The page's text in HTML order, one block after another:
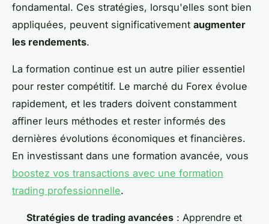
fondamental. Ces stratégies, lorsqu'elles sont bien
appliquées, peuvent significativement augmenter
les rendements.
La formation continue est un autre pilier essentiel
pour rester compétitif. Le marché du Forex évolue
rapidement, et les traders doivent constamment
affiner leurs méthodes et rester informés des
dernières évolutions économiques et financières.
En investissant dans une formation avancée, vous
boostez vos transactions avec une formation
trading professionnelle.
Stratégies de trading avancées : Apprendre et